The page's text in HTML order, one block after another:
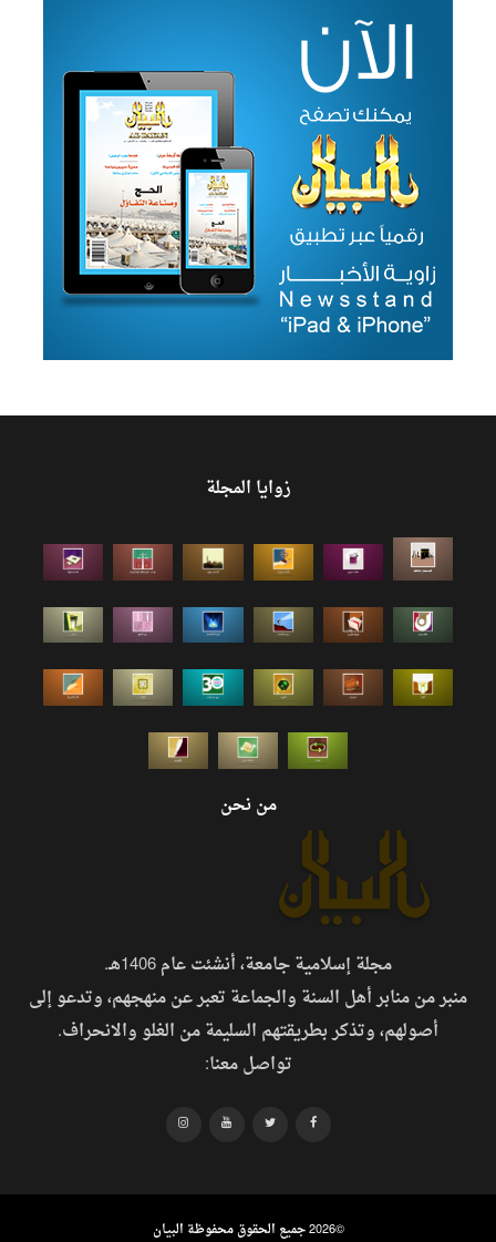
زوايا المجلة
من نحن
مجلة إسلامية جامعة، أنشئت عام 1406هـ.
منبر من منابر أهل السنة والجماعة تعبر عن منهجهم، وتدعو إلى
أصولهم، وتذكر بطريقتهم السليمة من الغلو والانحراف.
تواصل معنا:
©2026 جميع الحقوق محفوظة البيان